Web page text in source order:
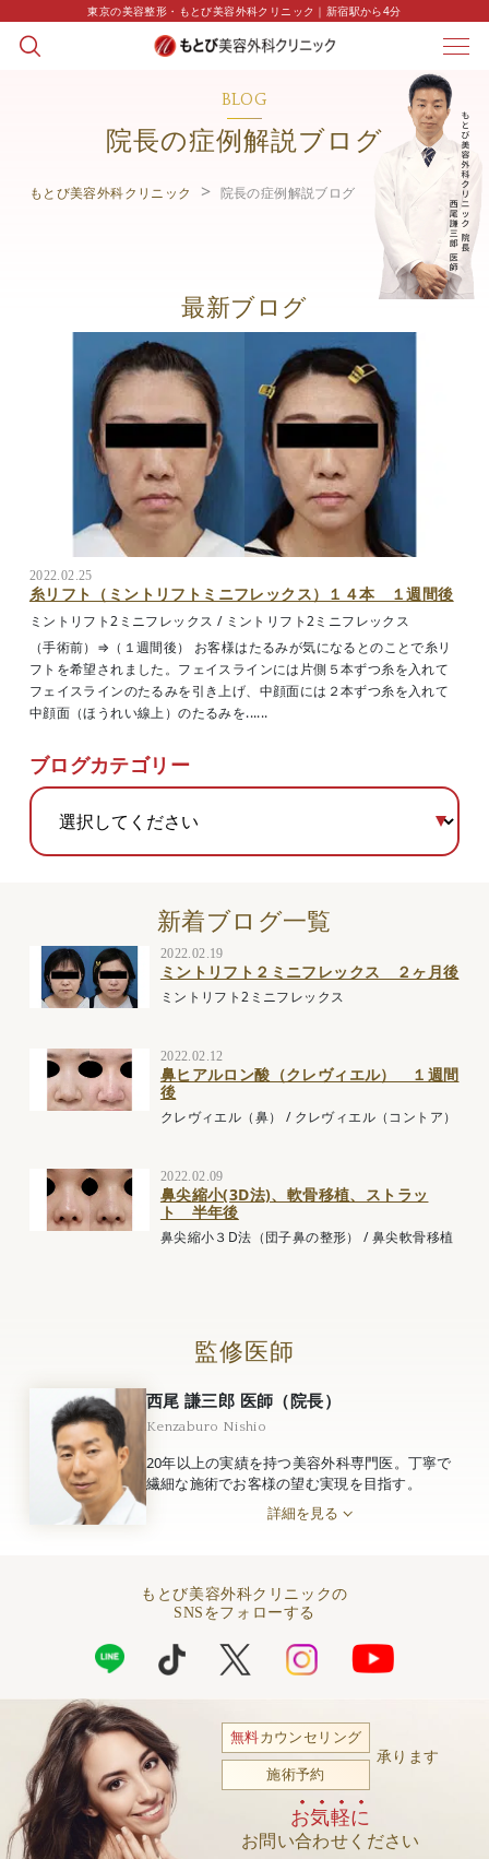
東京の美容整形・もとび美容外科クリニック｜新宿駅から4分
BLOG
院長の症例解説ブログ
もとび美容外科クリニック 院長の症例解説ブログ
最新ブログ
2022.02.25
糸リフト（ミントリフトミニフレックス）１４本 １週間後
ミントリフト2ミニフレックス / ミントリフト2ミニフレックス
（手術前）⇒（１週間後） お客様はたるみが気になるとのことで糸リ
フトを希望されました。フェイスラインには片側５本ずつ糸を入れて
フェイスラインのたるみを引き上げ、中顔面には２本ずつ糸を入れて
中顔面（ほうれい線上）のたるみを......
ブログカテゴリー
新着ブログ一覧
2022.02.19
ミントリフト２ミニフレックス ２ヶ月後
ミントリフト2ミニフレックス
2022.02.12
鼻ヒアルロン酸（クレヴィエル） １週間
後
クレヴィエル（鼻） / クレヴィエル（コントア）
2022.02.09
鼻尖縮小(3D法)、軟骨移植、ストラッ
ト 半年後
鼻尖縮小３D法（団子鼻の整形） /鼻尖軟骨移植
監修医師
西尾 謙三郎 医師（院長）
Kenzaburo Nishio
20年以上の実績を持つ美容外科専門医。丁寧で
繊細な施術でお客様の望む実現を目指す。
詳細を見る
もとび美容外科クリニックの
SNSをフォローする
無料カウンセリング
施術予約
承ります
お気軽に
お問い合わせください